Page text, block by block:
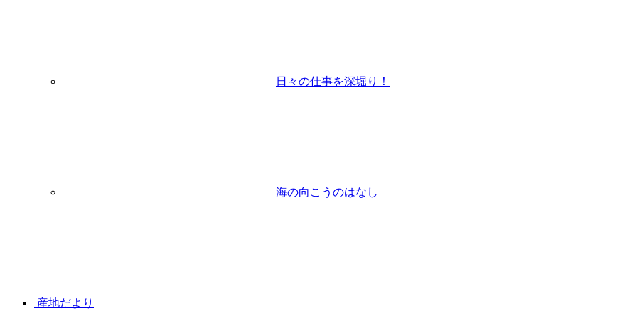
日々の仕事を深堀り！
海の向こうのはなし
産地だより